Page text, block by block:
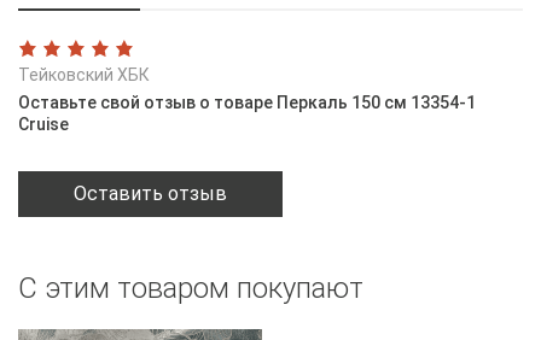
Тейковский ХБК
Оставьте свой отзыв о товаре Перкаль 150 см 13354-1
Cruise
Оставить отзыв
С этим товаром покупают